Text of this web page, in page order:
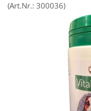
(Art.Nr.: 300036)